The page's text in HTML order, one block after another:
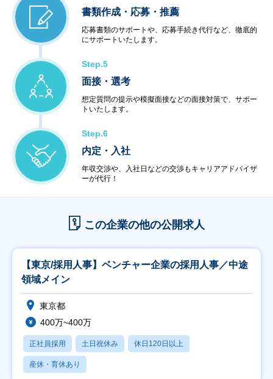
書類作成・応募・推薦
応募書類のサポートや、応募手続き代行など、徹底的
にサポートいたします。
Step.5
面接・選考
想定質問の提示や模擬面接などの面接対策で、サポー
トいたします。
Step.6
内定・入社
年収交渉や、入社日などの交渉もキャリアアドバイザ
ーが代行！
この企業の他の公開求人
【東京/採用人事】ベンチャー企業の採用人事／中途
領域メイン
東京都
400万~400万
正社員採用 土日祝休み 休日120日以上
産休・育休あり